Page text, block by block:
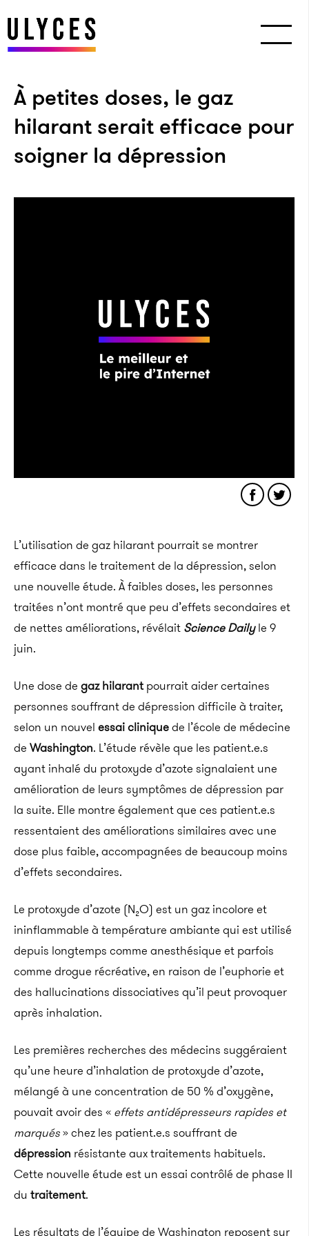
À petites doses, le gaz
hilarant serait efficace pour
soigner la dépression
L’utilisation de gaz hilarant pourrait se montrer
efficace dans le traitement de la dépression, selon
une nouvelle étude. À faibles doses, les personnes
traitées n’ont montré que peu d’effets secondaires et
de nettes améliorations, révélait Science Dailyle 9
juin.
Une dose de gaz hilarant pourrait aider certaines
personnes souffrant de dépression difficile à traiter,
selon un nouvel essai cliniquede l’école de médecine
de Washington. L’étude révèle que les patient.e.s
ayant inhalé du protoxyde d’azote signalaient une
amélioration de leurs symptômes de dépression par
la suite. Elle montre également que ces patient.e.s
ressentaient des améliorations similaires avec une
dose plus faible, accompagnées de beaucoup moins
d’effets secondaires.
Le protoxyde d’azote (N₂O) est un gaz incolore et
ininflammable à température ambiante qui est utilisé
depuis longtemps comme anesthésique et parfois
comme drogue récréative, en raison de l’euphorie et
des hallucinations dissociatives qu’il peut provoquer
après inhalation.
Les premières recherches des médecins suggéraient
qu’une heure d’inhalation de protoxyde d’azote,
mélangé à une concentration de 50 % d’oxygène,
pouvait avoir des « effets antidépresseurs rapides et
marqués» chez les patient.e.s souffrant de
dépression résistante aux traitements habituels.
Cette nouvelle étude est un essai contrôlé de phase II
du traitement.
Les résultats de l’équipe de Washington reposent sur